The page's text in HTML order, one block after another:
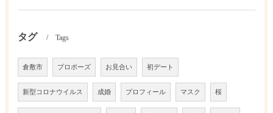
タグ Tags
倉敷市 プロポーズ お見合い 初デート
新型コロナウイルス 成婚 プロフィール マスク 桜